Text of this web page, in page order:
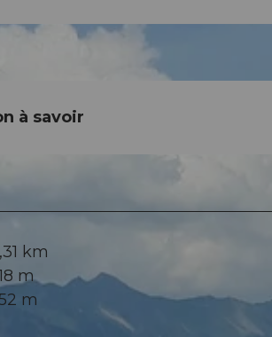
à savoir
km
m
m